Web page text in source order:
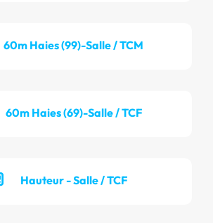
60m Haies (99)-Salle / TCM
60m Haies (69)-Salle / TCF
Hauteur - Salle / TCF